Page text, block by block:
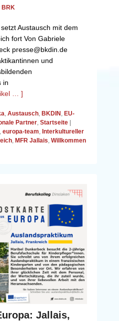
BRK
Austausch mit dem
fort Von Gabriele
presse@bkdin.de
und
in
… ]
, Austausch, BKDIN , EU-
Partner, Startseite
, europa-team, Interkultureller
, MFR Jallais, Willkommen
Jallais,